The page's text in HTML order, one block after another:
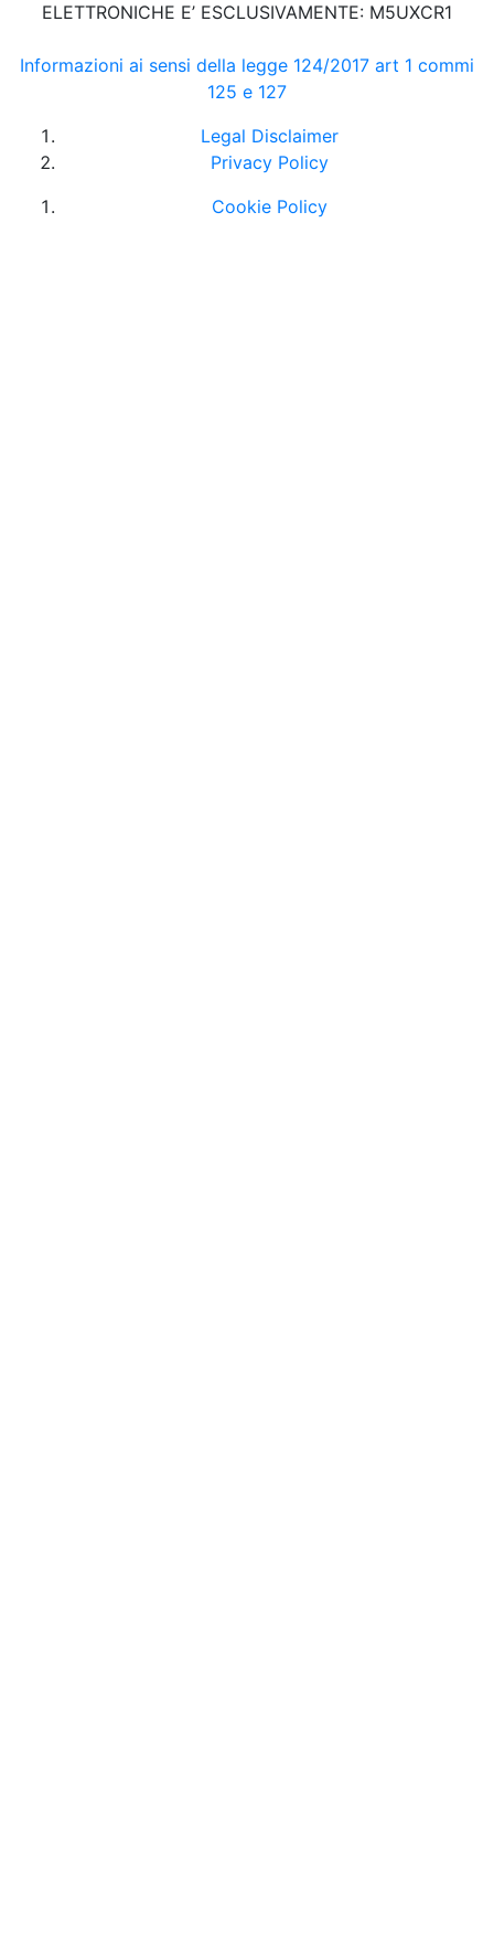
ELETTRONICHE E’ ESCLUSIVAMENTE: M5UXCR1
Informazioni ai sensi della legge 124/2017 art 1 commi
125 e 127
Legal Disclaimer
Privacy Policy
Cookie Policy